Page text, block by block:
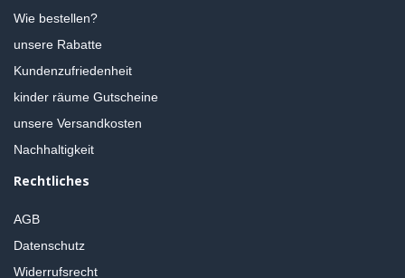
Wie bestellen?
unsere Rabatte
Kundenzufriedenheit
kinder räume Gutscheine
unsere Versandkosten
Nachhaltigkeit
Rechtliches
AGB
Datenschutz
Widerrufsrecht